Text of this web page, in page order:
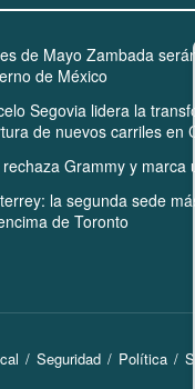
de Mayo Zambada
de México
Segovia lidera la
de nuevos carriles en
rechaza Grammy y marca
la segunda sede
de Toronto
Seguridad Política